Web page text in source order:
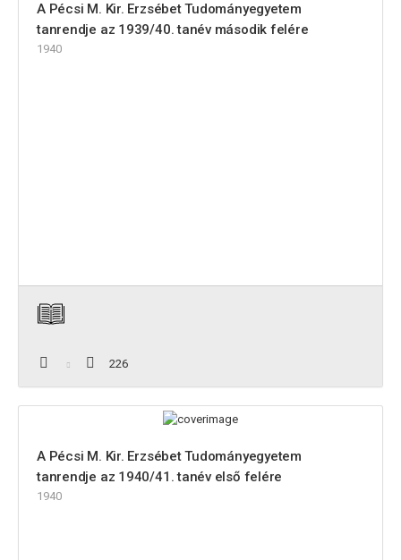
A Pécsi M. Kir. Erzsébet Tudományegyetem
tanrendje az 1939/40. tanév második felére
1940
226
A Pécsi M. Kir. Erzsébet Tudományegyetem
tanrendje az 1940/41. tanév első felére
1940